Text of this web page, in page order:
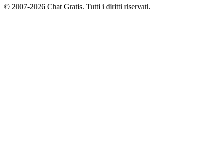
© 2007-2026 Chat Gratis. Tutti i diritti riservati.